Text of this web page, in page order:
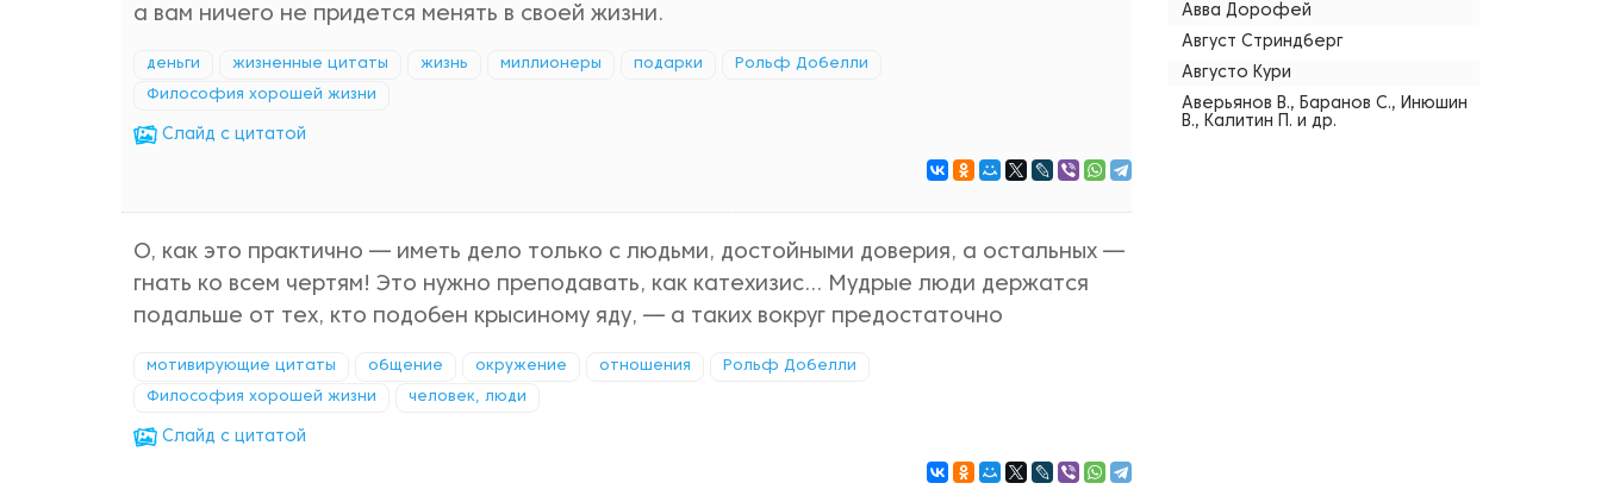
а вам ничего не придется менять в своей жизни.
деньги жизненные цитаты жизнь миллионеры подарки Рольф Добелли
Философия хорошей жизни
Cлайд с цитатой
О, как это практично — иметь дело только с людьми, достойными доверия, а остальных —
гнать ко всем чертям! Это нужно преподавать, как катехизис… Мудрые люди держатся
подальше от тех, кто подобен крысиному яду, — а таких вокруг предостаточно
мотивирующие цитаты общение окружение отношения Рольф Добелли
Философия хорошей жизни человек, люди
Cлайд с цитатой
Авва Дорофей
Август Стриндберг
Августо Кури
Аверьянов В., Баранов С., Инюшин
В., Калитин П. и др.